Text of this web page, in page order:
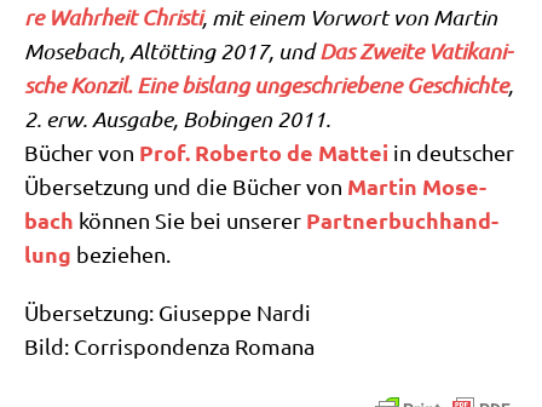
re Wahr­heit Chri­sti, mit einem Vor­wort von Mar­tin
Mose­bach, Alt­öt­ting 2017, undDas Zwei­te Vati­ka­ni­
sche Kon­zil. Eine bis­lang unge­schrie­be­ne Geschich­te,
2. erw. Aus­ga­be, Bobin­gen 2011.
Bücher von Prof. Rober­to de Mat­tei in deut­scher
Über­set­zung und die Bücher von Mar­tin Mose­
bach kön­nen Sie bei unse­rer Part­ner­buch­hand­
lung beziehen.
Über­set­zung: Giu­sep­pe Nar­di
Bild: Cor­ri­spon­den­za Romana